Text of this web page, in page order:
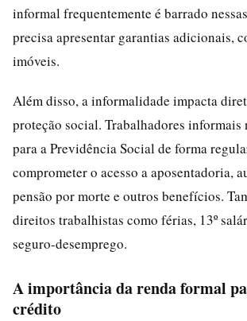
informal frequentemente é barrado
precisa apresentar garantias adicionais,
imóveis.
Além disso, a informalidade impacta
proteção social. Trabalhadores informais
para a Previdência Social de forma
comprometer o acesso a aposentadoria,
pensão por morte e outros benefícios.
direitos trabalhistas como férias, 13º
seguro-desemprego.
A importância da renda formal
crédito